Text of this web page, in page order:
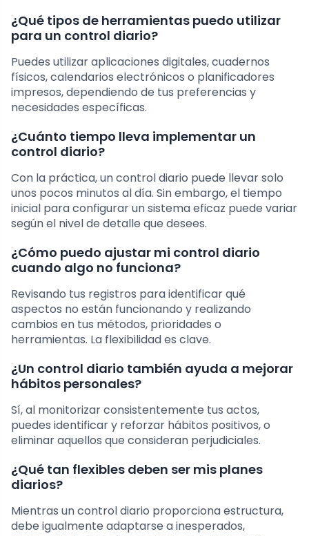
¿Qué tipos de herramientas puedo utilizar
para un control diario?
Puedes utilizar aplicaciones digitales, cuadernos
físicos, calendarios electrónicos o planificadores
impresos, dependiendo de tus preferencias y
necesidades específicas.
¿Cuánto tiempo lleva implementar un
control diario?
Con la práctica, un control diario puede llevar solo
unos pocos minutos al día. Sin embargo, el tiempo
inicial para configurar un sistema eficaz puede variar
según el nivel de detalle que desees.
¿Cómo puedo ajustar mi control diario
cuando algo no funciona?
Revisando tus registros para identificar qué
aspectos no están funcionando y realizando
cambios en tus métodos, prioridades o
herramientas. La flexibilidad es clave.
¿Un control diario también ayuda a mejorar
hábitos personales?
Sí, al monitorizar consistentemente tus actos,
puedes identificar y reforzar hábitos positivos, o
eliminar aquellos que consideran perjudiciales.
¿Qué tan flexibles deben ser mis planes
diarios?
Mientras un control diario proporciona estructura,
debe igualmente adaptarse a inesperados,